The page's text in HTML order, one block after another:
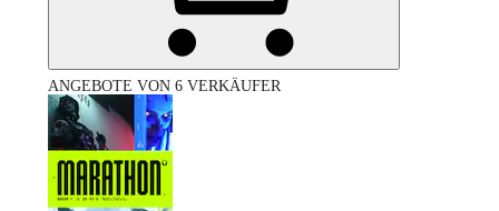
ANGEBOTE VON 6 VERKÄUFER